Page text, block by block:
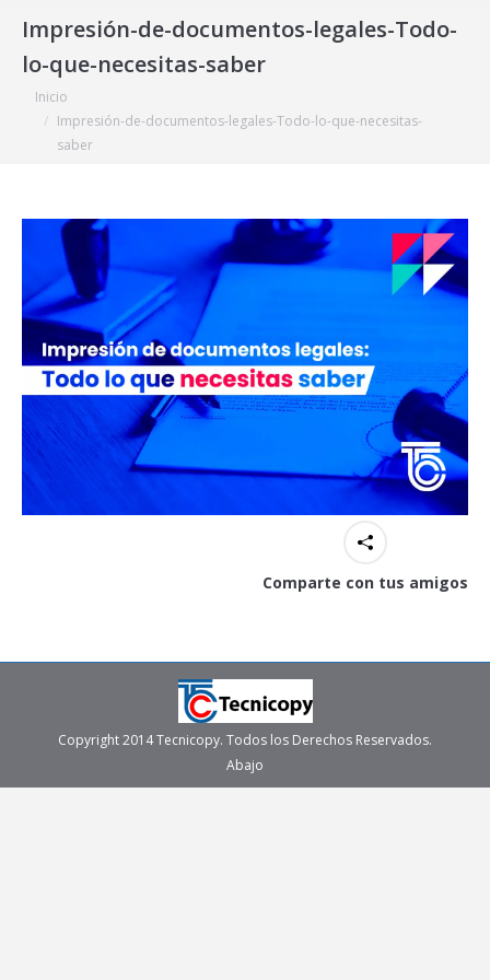
Impresión-de-documentos-legales-Todo-
lo-que-necesitas-saber
Estás aquí:
Inicio
Impresión-de-documentos-legales-Todo-lo-que-necesitas-
saber
Comparte con tus amigos
Copyright 2014 Tecnicopy. Todos los Derechos Reservados.
Abajo